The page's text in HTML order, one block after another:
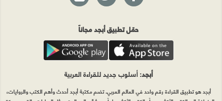
حمّل تطبيق أبجد مجاناً
أبجد: أسلوب جديد للقراءة العربية
أبجد هو تطبيق القراءة رقم واحد في العالم العربي. تضم مكتبة أبجد أحدث وأهم الكتب والروايات،